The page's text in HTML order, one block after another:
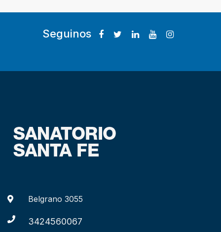
Seguinos
Belgrano 3055
3424560067